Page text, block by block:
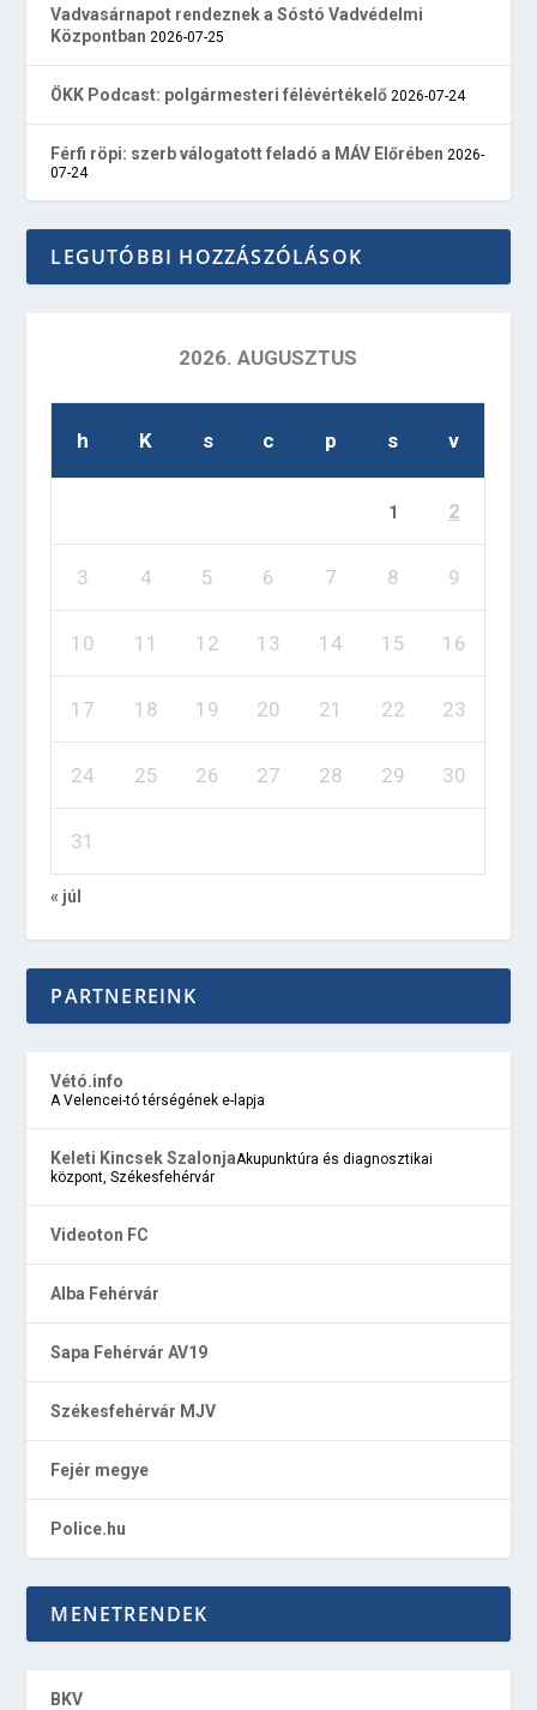
Vadvasárnapot rendeznek a Sóstó Vadvédelmi
Központban 2026-07-25
ÖKK Podcast: polgármesteri félévértékelő 2026-07-24
Férfi röpi: szerb válogatott feladó a MÁV Előrében 2026-
07-24
LEGUTÓBBI HOZZÁSZÓLÁSOK
2026. AUGUSZTUS
h K s c p s v
1 2
3 4 5 6 7 8 9
10 11 12 13 14 15 16
17 18 19 20 21 22 23
24 25 26 27 28 29 30
31
« júl
PARTNEREINK
Vétó.info
A Velencei-tó térségének e-lapja
Keleti Kincsek SzalonjaAkupunktúra és diagnosztikai
központ, Székesfehérvár
Videoton FC
Alba Fehérvár
Sapa Fehérvár AV19
Székesfehérvár MJV
Fejér megye
Police.hu
MENETRENDEK
BKV